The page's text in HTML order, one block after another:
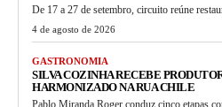
De 17 a 27 de setembro, circuito reúne
4 de agosto de 2026
GASTRONOMIA
SILVA COZINHA RECEBE
HARMONIZADO NA RUA CHILE
Pablo Miranda Roger conduz cinco etapas